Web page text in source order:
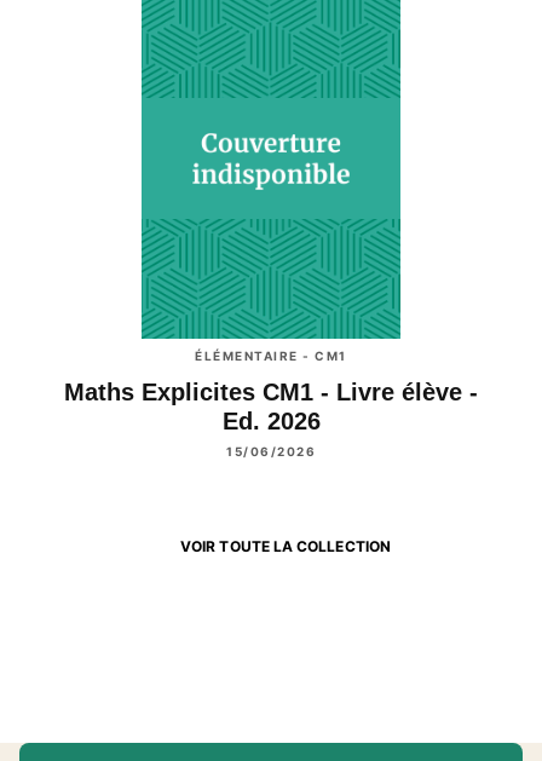
ÉLÉMENTAIRE - CM1
Maths Explicites CM1 - Livre élève -
Ed. 2026
15/06/2026
VOIR TOUTE LA COLLECTION